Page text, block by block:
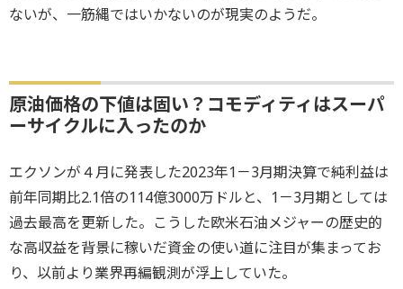
ないが、一筋縄ではいかないのが現実のようだ。
原油価格の下値は固い？コモディティはスーパ
ーサイクルに入ったのか
エクソンが４月に発表した2023年1－3月期決算で純利益は
前年同期比2.1倍の114億3000万ドルと、1－3月期としては
過去最高を更新した。こうした欧米石油メジャーの歴史的
な高収益を背景に稼いだ資金の使い道に注目が集まってお
り、以前より業界再編観測が浮上していた。